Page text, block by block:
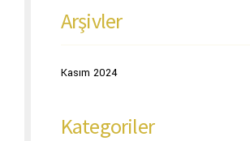
Arşivler
Kasım 2024
Kategoriler